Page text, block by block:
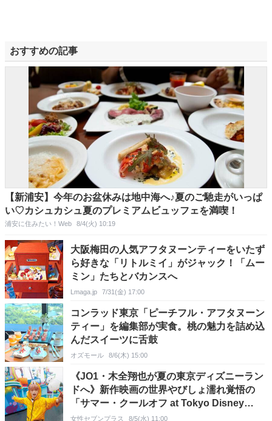
おすすめの記事
【新浦安】今年のお盆休みは地中海へ♪夏のご馳走がいっぱ
い♡カシュカシュ夏のプレミアムビュッフェを満喫！
浦安に住みたい！Web 8/4(火) 10:19
大阪梅田の人気アフタヌーンティーをいたず
ら好きな「リトルミイ」がジャック！「ムー
ミン」たちとバカンスへ
Lmaga.jp 7/31(金) 17:00
コンラッド東京「ピーチフル・アフタヌーン
ティー」を編集部が実食。桃の魅力を詰め込
んだスイーツに舌鼓
オズモール 8/6(木) 15:00
《JO1・木全翔也が夏の東京ディズニーラン
ドへ》新作映画の世界やびしょ濡れ覚悟の
「サマー・クールオフ at Tokyo Disney
Resort」の見どころを紹介
女性セブンプラス 8/5(水) 11:00